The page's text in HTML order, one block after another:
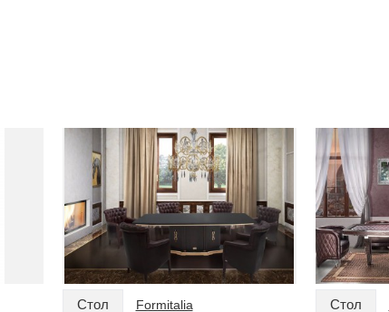
Стол Formitalia Стол